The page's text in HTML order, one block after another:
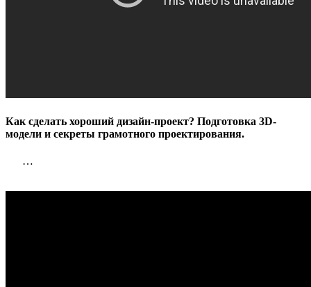
Как сделать хороший дизайн-проект? Подготовка 3D-
модели и секреты грамотного проектирования.
…